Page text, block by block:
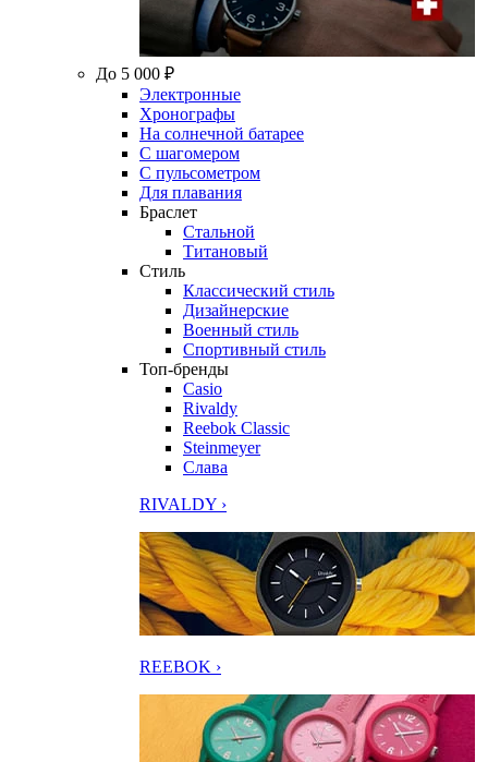
До 5 000 ₽
Электронные
Хронографы
На солнечной батарее
С шагомером
С пульсометром
Для плавания
Браслет
Стальной
Титановый
Стиль
Классический стиль
Дизайнерские
Военный стиль
Спортивный стиль
Топ-бренды
Casio
Rivaldy
Reebok Classic
Steinmeyer
Слава
RIVALDY ›
REEBOK ›